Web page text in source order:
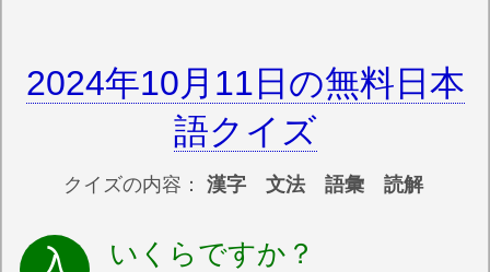
2024年10月11日の無料日本
語クイズ
クイズの内容： 漢字 文法 語彙 読解
いくらですか？